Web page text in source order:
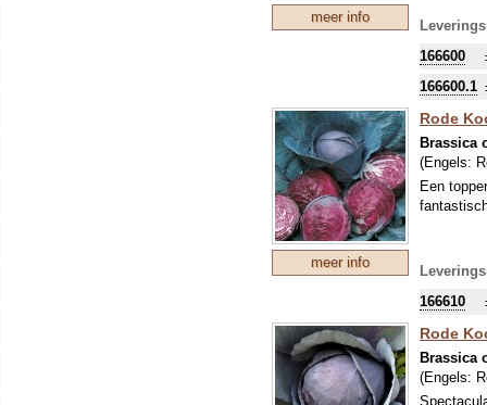
meer info
166600
166600.1
meer info
Rode
Brassica
(Engels:
Een
166610
Rode
Brassica
(Engels: